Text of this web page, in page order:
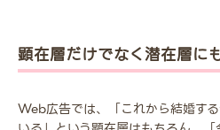
顕在層だけでなく潜在層に
Web広告では、「これから結婚す